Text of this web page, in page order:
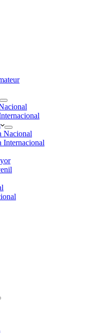
Nacional
Internacional